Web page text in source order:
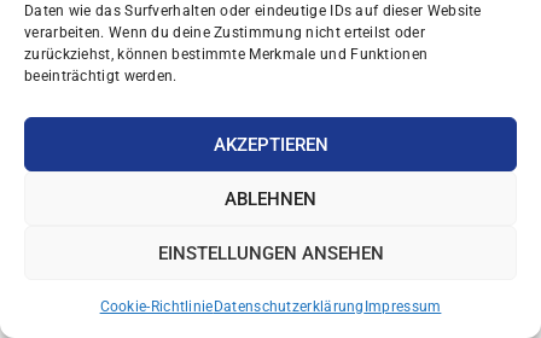
Daten wie das Surfverhalten oder eindeutige IDs auf dieser Website
verarbeiten. Wenn du deine Zustimmung nicht erteilst oder
zurückziehst, können bestimmte Merkmale und Funktionen
beeinträchtigt werden.
AKZEPTIEREN
ABLEHNEN
EINSTELLUNGEN ANSEHEN
Cookie-Richtlinie Datenschutzerklärung Impressum